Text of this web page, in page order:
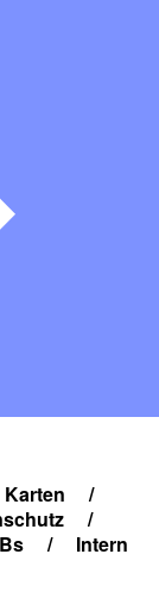
Karten
/
/
/ Intern